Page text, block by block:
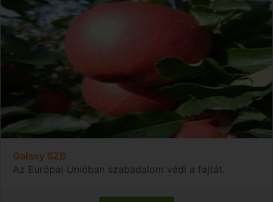
Galaxy SZB
Az Európai Unióban szabadalom védi a fajtát.